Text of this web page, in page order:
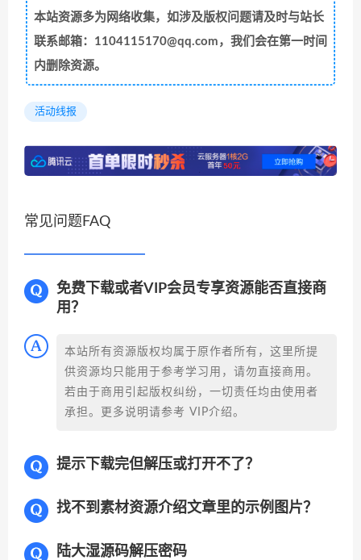
本站资源多为网络收集，如涉及版权问题请及时与站长
联系邮箱：1104115170@qq.com，我们会在第一时间
内删除资源。
活动线报
常见问题FAQ
免费下载或者VIP会员专享资源能否直接商
用？
本站所有资源版权均属于原作者所有，这里所提
供资源均只能用于参考学习用，请勿直接商用。
若由于商用引起版权纠纷，一切责任均由使用者
承担。更多说明请参考 VIP介绍。
提示下载完但解压或打开不了？
找不到素材资源介绍文章里的示例图片？
陆大湿源码解压密码